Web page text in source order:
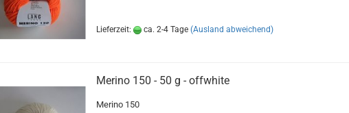
Lieferzeit: ca. 2-4 Tage (Ausland abweichend)
Merino 150 - 50 g - offwhite
Merino 150